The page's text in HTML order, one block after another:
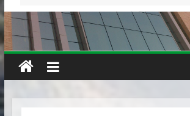
Presbiteriana
de
Vitória